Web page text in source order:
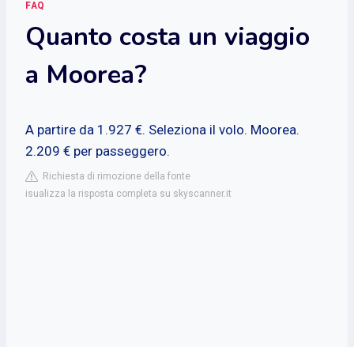
FAQ
Quanto costa un viaggio
a Moorea?
A partire da 1.927 €. Seleziona il volo. Moorea.
2.209 € per passeggero.
Richiesta di rimozione della fonte
isualizza la risposta completa su skyscanner.it